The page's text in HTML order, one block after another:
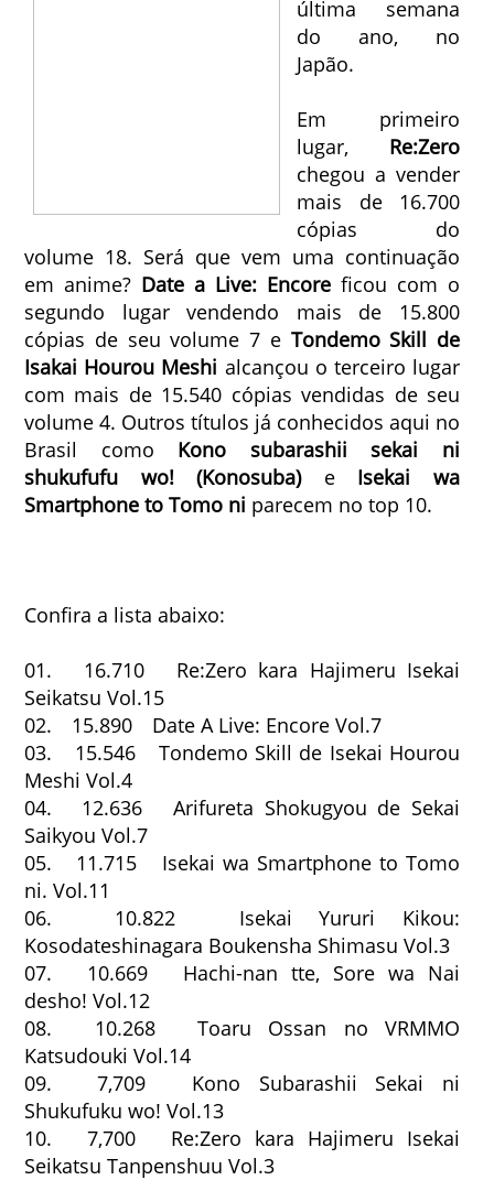
última semana
do ano, no
Japão.
Em primeiro
lugar, Re:Zero
chegou a vender
mais de 16.700
cópias do
volume 18. Será que vem uma continuação
em anime? Date a Live: Encore ficou com o
segundo lugar vendendo mais de 15.800
cópias de seu volume 7 e Tondemo Skill de
Isakai Hourou Meshi alcançou o terceiro lugar
com mais de 15.540 cópias vendidas de seu
volume 4. Outros títulos já conhecidos aqui no
Brasil como Kono subarashii sekai ni
shukufufu wo! (Konosuba)e Isekai wa
Smartphone to Tomo ni parecem no top 10.
Confira a lista abaixo:
01. 16.710 Re:Zero kara Hajimeru Isekai
Seikatsu Vol.15
02. 15.890 Date A Live: Encore Vol.7
03. 15.546 Tondemo Skill de Isekai Hourou
Meshi Vol.4
04. 12.636 Arifureta Shokugyou de Sekai
Saikyou Vol.7
05. 11.715 Isekai wa Smartphone to Tomo
ni. Vol.11
06. 10.822 Isekai Yururi Kikou:
Kosodateshinagara Boukensha Shimasu Vol.3
07. 10.669 Hachi-nan tte, Sore wa Nai
desho! Vol.12
08. 10.268 Toaru Ossan no VRMMO
Katsudouki Vol.14
09. 7,709 Kono Subarashii Sekai ni
Shukufuku wo! Vol.13
10. 7,700 Re:Zero kara Hajimeru Isekai
Seikatsu Tanpenshuu Vol.3